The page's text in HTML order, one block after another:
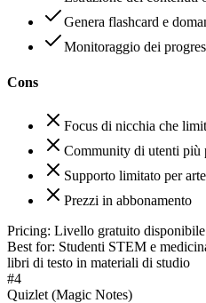
Genera flashcard e
Monitoraggio dei
Cons
Focus di nicchia che
Community di utenti più
Supporto limitato per
Prezzi in abbonamento
Pricing: Livello gratuito
Best for: Studenti STEM e
libri di testo in materiali di studio
#4
Quizlet (Magic Notes)